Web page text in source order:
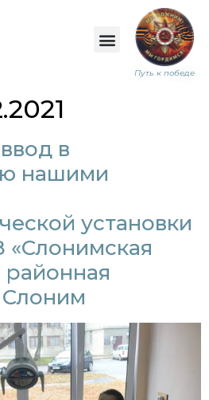
Путь к победе
в
нашими
установки
«Слонимская
районная
Слоним